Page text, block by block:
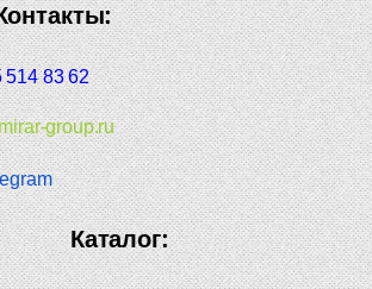
514 83 62
group.ru
Каталог: